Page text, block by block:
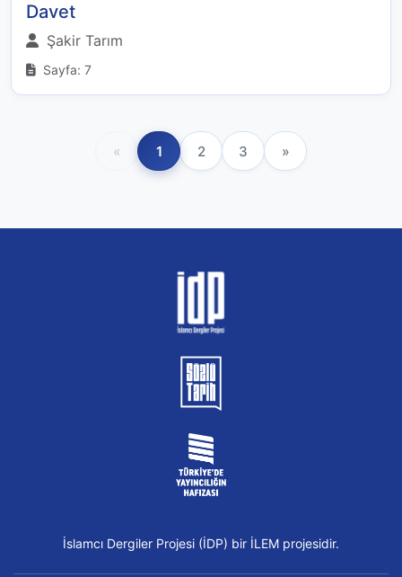
Davet
Şakir Tarım
Sayfa: 7
« 1 2 3 »
İslamcı Dergiler Projesi (İDP) bir İLEM projesidir.